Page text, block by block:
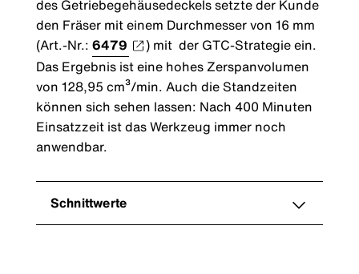
des Getriebegehäusedeckels setzte der Kunde
den Fräser mit einem Durchmesser von 16 mm
(Art.-Nr.: 6479
) mit der GTC-Strategie ein.
Das Ergebnis ist eine hohes Zerspanvolumen
von 128,95 cm³/min. Auch die Standzeiten
können sich sehen lassen: Nach 400 Minuten
Einsatzzeit ist das Werkzeug immer noch
anwendbar.
Schnittwerte